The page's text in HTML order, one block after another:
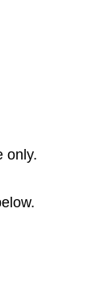
only.